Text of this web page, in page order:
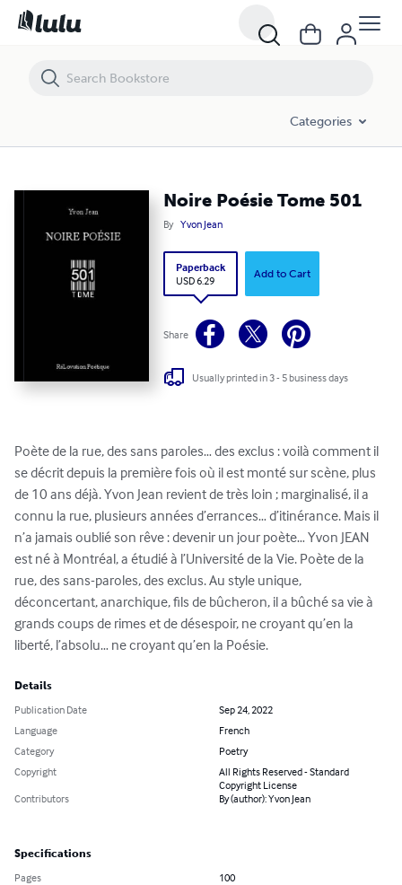
Categories
Noire Poésie Tome 501
By Yvon Jean
Paperback
USD 6.29
Add to Cart
Share
Usually printed in 3 - 5 business days
Poète de la rue, des sans paroles… des exclus : voilà comment il
se décrit depuis la première fois où il est monté sur scène, plus
de 10 ans déjà. Yvon Jean revient de très loin ; marginalisé, il a
connu la rue, plusieurs années d’errances… d’itinérance. Mais il
n’a jamais oublié son rêve : devenir un jour poète… Yvon JEAN
est né à Montréal, a étudié à l’Université de la Vie. Poète de la
rue, des sans-paroles, des exclus. Au style unique,
déconcertant, anarchique, fils de bûcheron, il a bûché sa vie à
grands coups de rimes et de désespoir, ne croyant qu’en la
liberté, l’absolu… ne croyant qu’en la Poésie.
Details
Publication Date
Sep 24, 2022
Language
French
Category
Poetry
Copyright
All Rights Reserved - Standard
Copyright License
Contributors
By (author): Yvon Jean
Specifications
Pages
100
Noire Poésie Tome 501